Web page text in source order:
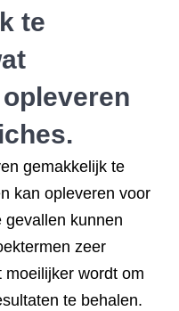
te
gemakkelijk te
kan opleveren voor
gevallen kunnen
zeer
wordt om
te behalen.